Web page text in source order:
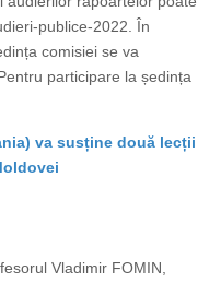
publice-2022. În
comisiei se va
participare la ședința
va susține două lecții
Vladimir FOMIN,